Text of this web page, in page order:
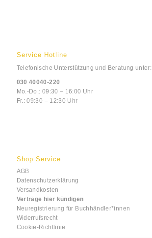
Service Hotline
Telefonische Unterstützung und Beratung unter:
030 40040-220
Mo.-Do.: 09:30 – 16:00 Uhr
Fr.: 09:30 – 12:30 Uhr
Shop Service
AGB
Datenschutzerklärung
Versandkosten
Verträge hier kündigen
Neuregistrierung für Buchhändler*innen
Widerrufsrecht
Cookie-Richtlinie